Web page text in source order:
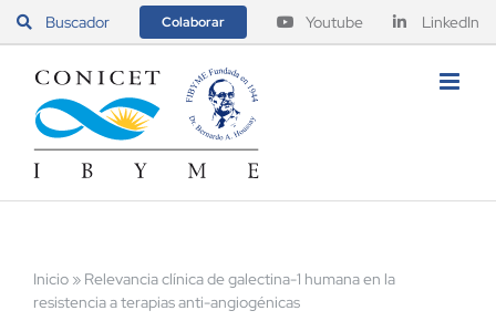
Saltar
contenido
Buscador Colaborar Youtube LinkedIn
Inicio» Relevancia clínica de galectina-1 humana en la
resistencia a terapias anti-angiogénicas